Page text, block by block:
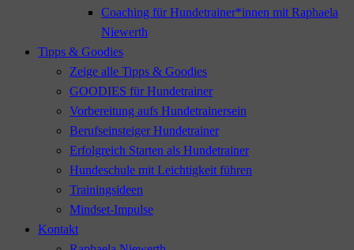
Coaching für Hundetrainer*innen mit Raphaela
Niewerth
Tipps & Goodies
Zeige alle Tipps & Goodies
GOODIES für Hundetrainer
Vorbereitung aufs Hundetrainersein
Berufseinsteiger Hundetrainer
Erfolgreich Starten als Hundetrainer
Hundeschule mit Leichtigkeit führen
Trainingsideen
Mindset-Impulse
Kontakt